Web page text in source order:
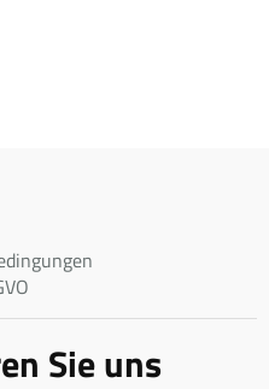
Sie uns